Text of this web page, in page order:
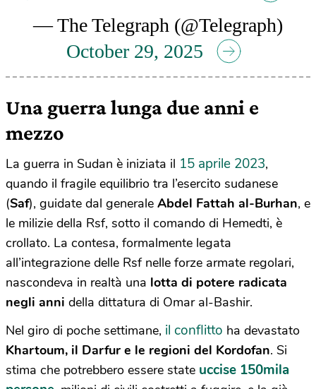
— The Telegraph (@Telegraph)
October 29, 2025
Una guerra lunga due anni e
mezzo
La guerra in Sudan è iniziata il 15 aprile 2023,
quando il fragile equilibrio tra l’esercito sudanese
(Saf), guidate dal generale Abdel Fattah al-Burhan, e
le milizie della Rsf, sotto il comando di Hemedti, è
crollato. La contesa, formalmente legata
all’integrazione delle Rsf nelle forze armate regolari,
nascondeva in realtà una lotta di potere radicata
negli anni della dittatura di Omar al-Bashir.
Nel giro di poche settimane, il conflitto ha devastato
Khartoum, il Darfur e le regioni del Kordofan. Si
stima che potrebbero essere state uccise 150mila